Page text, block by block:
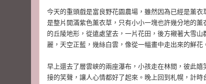
今天的重頭戲是富良野花園農場，雖然因為已經是薰衣
是整片開滿紫色薰衣草，只有小小一塊也許幾分地的薰
的丘陵地形，從遠處望去，一片花田，後方襯著大雪山
麗，天空正藍，幾絲白雲，像從一幅畫中走出來的鮮花
早上還去了層雲峽的兩座瀑布，小孩走在林間，彼此嬉
接的笑聲，讓人心情都好了起來。晚上回到札幌，計時